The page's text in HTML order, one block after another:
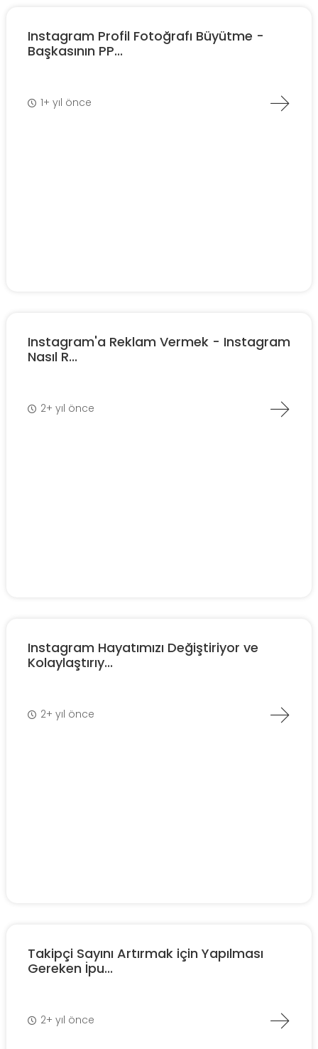
Instagram Profil Fotoğrafı Büyütme -
Başkasının PP...
1+ yıl önce
Instagram'a Reklam Vermek - Instagram
Nasıl R...
2+ yıl önce
Instagram Hayatımızı Değiştiriyor ve
Kolaylaştırıy...
2+ yıl önce
Takipçi Sayını Artırmak için Yapılması
Gereken İpu...
2+ yıl önce